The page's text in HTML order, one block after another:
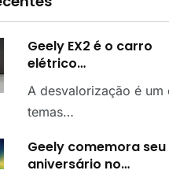
Geely EX2 é o carro
elétrico…
A desvalorização é um
temas…
Geely comemora seu
aniversário no…